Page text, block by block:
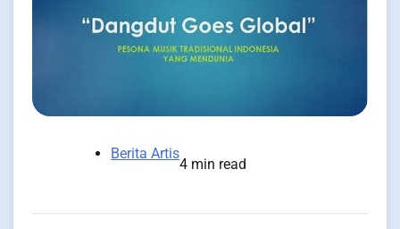
Berita Artis
4 min read